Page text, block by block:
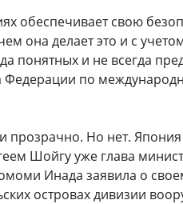
обеспечивает свою
она делает это и с
понятных и не всегда
Федерации по
прозрачно. Но нет.
Шойгу уже глава
Инада заявила о
островах дивизии